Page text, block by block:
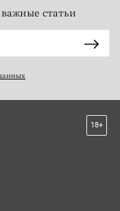
статьи
18+